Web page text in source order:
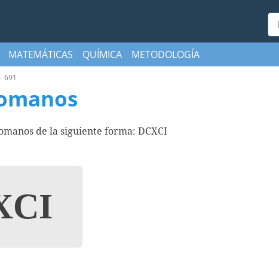
MATEMÁTICAS QUÍMICA METODOLOGÍA
691
de la siguiente forma: DCXCI